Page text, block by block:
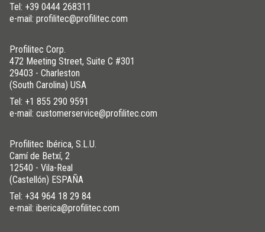
Tel: +39 0444 268311
e-mail: profilitec@profilitec.com
Profilitec Corp.
472 Meeting Street, Suite C #301
29403 - Charleston
(South Carolina) USA
Tel: +1 855 290 9591
e-mail: customerservice@profilitec.com
Profilitec Ibérica, S.L.U.
Camí de Betxí, 2
12540 - Vila-Real
(Castellón) ESPAÑA
Tel: +34 964 18 29 84
e-mail: iberica@profilitec.com